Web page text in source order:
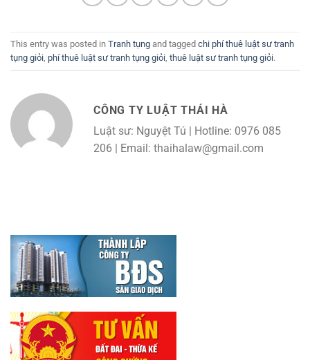
This entry was posted in Tranh tụng and tagged chi phí thuê luật sư tranh
tụng giỏi phí thuê luật sư tranh tụng giỏi thuê luật sư tranh tụng giỏi.
CÔNG TY LUẬT THÁI HÀ
Luật sư: Nguyệt Tú | Hotline: 0976 085
206 | Email: thaihalaw@gmail.com